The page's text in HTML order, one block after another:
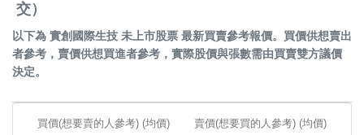
交）
以下為 實創國際生技 未上市股票 最新買賣參考報價。買價供想賣出
者參考，賣價供想買進者參考，實際股價與張數需由買賣雙方議價
決定。
買價(想要賣的人參考) (均價) 賣價(想要買的人參考) (均價)